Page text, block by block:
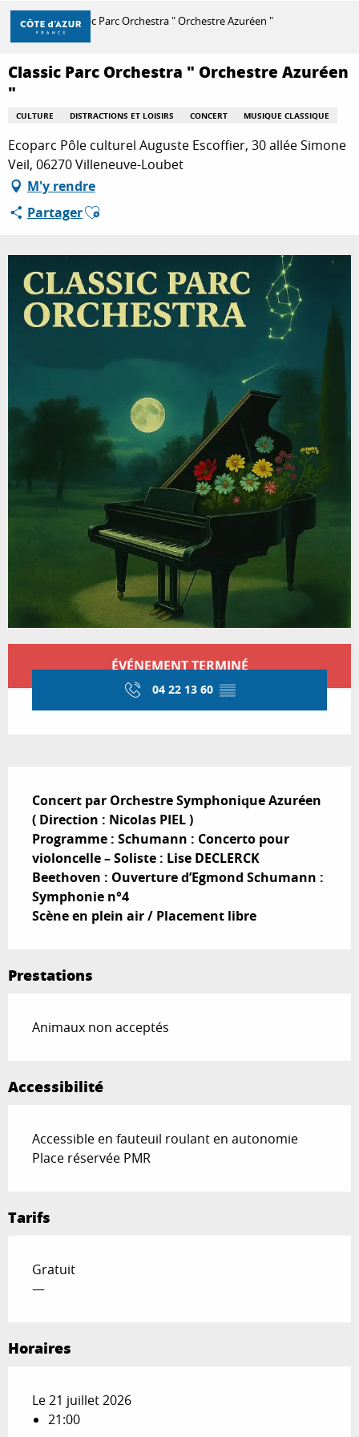
Aller
contenu
principal
DÉCOUVRIR
À FAIRE
SÉJOURNER
Accueil Classic Parc Orchestra " Orchestre Azuréen "
Classic Parc Orchestra " Orchestre Azuréen
"
CULTURE DISTRACTIONS ET LOISIRS CONCERT MUSIQUE CLASSIQUE
Ecoparc Pôle culturel Auguste Escoffier, 30 allée Simone
Veil, 06270 Villeneuve-Loubet
M'y rendre
PartagerAjouter aux favoris
Ouverture et coordonnées
ÉVÉNEMENT TERMINÉ
04 22 13 60 ▒▒
Concert par Orchestre Symphonique Azuréen
( Direction : Nicolas PIEL )
Programme : Schumann : Concerto pour
violoncelle – Soliste : Lise DECLERCK
Beethoven : Ouverture d’Egmond Schumann :
Symphonie n°4
Scène en plein air / Placement libre
Prestations
Animaux non acceptés
Accessibilité
Accessible en fauteuil roulant en autonomie
Place réservée PMR
Tarifs
Gratuit
—
Horaires
Le 21 juillet 2026
21:00